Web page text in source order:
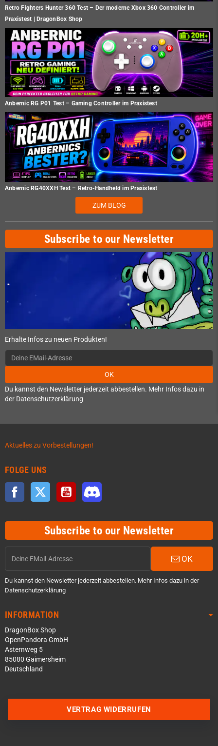
Retro Fighters Hunter 360 Test – Der moderne Xbox 360 Controller im
Praxistest | DragonBox Shop
Anbernic RG P01 Test – Gaming Controller im Praxistest
Anbernic RG40XXH Test – Retro-Handheld im Praxistest
ZUM BLOG
Subscribe to our Newsletter
Erhalte Infos zu neuen Produkten!
OK
Du kannst den Newsletter jederzeit abbestellen. Mehr Infos dazu in
der Datenschutzerklärung
Aktuelles zu Vorbestellungen!
FOLGE UNS
Facebook Twitter YouTube
Subscribe to our Newsletter
OK
Du kannst den Newsletter jederzeit abbestellen. Mehr Infos dazu in der
Datenschutzerklärung
INFORMATION
DragonBox Shop
OpenPandora GmbH
Asternweg 5
85080 Gaimersheim
Deutschland
VERTRAG WIDERRUFEN